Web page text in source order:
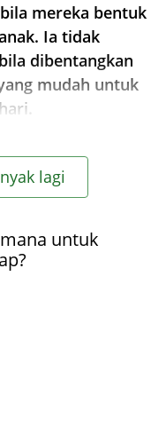
mereka bentuk
Ia tidak
dibentangkan
mudah untuk
lagi
untuk